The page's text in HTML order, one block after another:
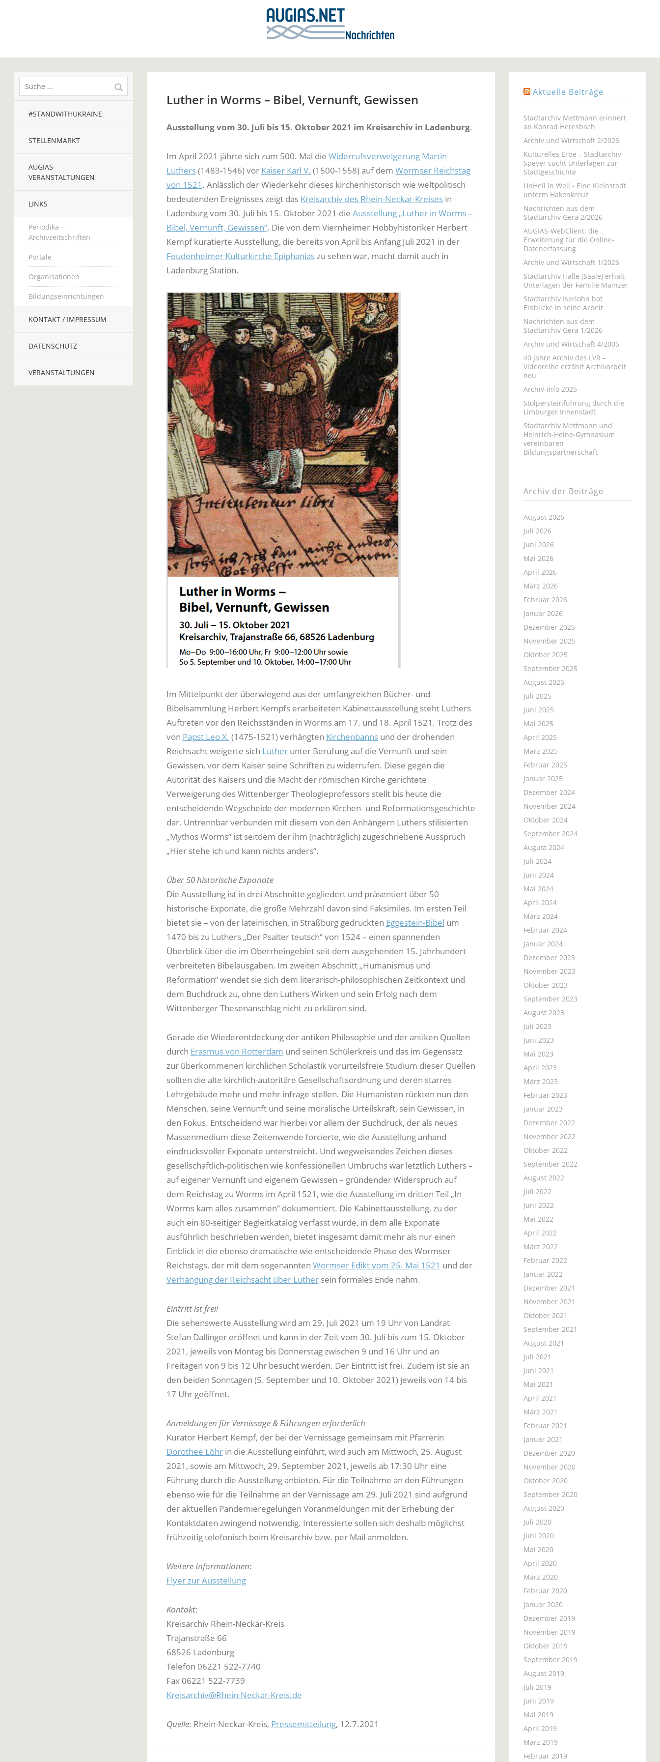
#STANDWITHUKRAINE
STELLENMARKT
AUGIAS-
VERANSTALTUNGEN
LINKS
Periodika –
Archivzeitschriften
Portale
Organisationen
Bildungseinrichtungen
KONTAKT / IMPRESSUM
DATENSCHUTZ
VERANSTALTUNGEN
Luther in Worms – Bibel, Vernunft, Gewissen
Ausstellung vom 30. Juli bis 15. Oktober 2021 im Kreisarchiv in Ladenburg.
Im April 2021 jährte sich zum 500. Mal die Widerrufsverweigerung Martin
Luthers(1483-1546) vor Kaiser Karl V. (1500-1558) auf dem Wormser Reichstag
von 1521 . Anlässlich der Wiederkehr dieses kirchenhistorisch wie weltpolitisch
bedeutenden Ereignisses zeigt das Kreisarchiv des Rhein-Neckar-Kreisesin
Ladenburg vom 30. Juli bis 15. Oktober 2021 die Ausstellung „Luther in Worms –
Bibel, Vernunft, Gewissen“. Die von dem Viernheimer Hobbyhistoriker Herbert
Kempf kuratierte Ausstellung, die bereits von April bis Anfang Juli 2021 in der
Feudenheimer Kulturkirche Epiphaniaszu sehen war, macht damit auch in
Ladenburg Station.
Im Mittelpunkt der überwiegend aus der umfangreichen Bücher- und
Bibelsammlung Herbert Kempfs erarbeiteten Kabinettausstellung steht Luthers
Auftreten vor den Reichsständen in Worms am 17. und 18. April 1521. Trotz des
von Papst Leo X. (1475-1521) verhängten Kirchenbannsund der drohenden
Reichsacht weigerte sich Lutherunter Berufung auf die Vernunft und sein
Gewissen, vor dem Kaiser seine Schriften zu widerrufen. Diese gegen die
Autorität des Kaisers und die Macht der römischen Kirche gerichtete
Verweigerung des Wittenberger Theologieprofessors stellt bis heute die
entscheidende Wegscheide der modernen Kirchen- und Reformationsgeschichte
dar. Untrennbar verbunden mit diesem von den Anhängern Luthers stilisierten
„Mythos Worms“ ist seitdem der ihm (nachträglich) zugeschriebene Ausspruch
„Hier stehe ich und kann nichts anders“.
Über 50 historische Exponate
Die Ausstellung ist in drei Abschnitte gegliedert und präsentiert über 50
historische Exponate, die große Mehrzahl davon sind Faksimiles. Im ersten Teil
bietet sie – von der lateinischen, in Straßburg gedruckten Eggestein-Bibel um
1470 bis zu Luthers „Der Psalter teutsch“ von 1524 – einen spannenden
Überblick über die im Oberrheingebiet seit dem ausgehenden 15. Jahrhundert
verbreiteten Bibelausgaben. Im zweiten Abschnitt „Humanismus und
Reformation“ wendet sie sich dem literarisch-philosophischen Zeitkontext und
dem Buchdruck zu, ohne den Luthers Wirken und sein Erfolg nach dem
Wittenberger Thesenanschlag nicht zu erklären sind.
Gerade die Wiederentdeckung der antiken Philosophie und der antiken Quellen
durch Erasmus von Rotterdam und seinen Schülerkreis und das im Gegensatz
zur überkommenen kirchlichen Scholastik vorurteilsfreie Studium dieser Quellen
sollten die alte kirchlich-autoritäre Gesellschaftsordnung und deren starres
Lehrgebäude mehr und mehr infrage stellen. Die Humanisten rückten nun den
Menschen, seine Vernunft und seine moralische Urteilskraft, sein Gewissen, in
den Fokus. Entscheidend war hierbei vor allem der Buchdruck, der als neues
Massenmedium diese Zeitenwende forcierte, wie die Ausstellung anhand
eindrucksvoller Exponate unterstreicht. Und wegweisendes Zeichen dieses
gesellschaftlich-politischen wie konfessionellen Umbruchs war letztlich Luthers –
auf eigener Vernunft und eigenem Gewissen – gründender Widerspruch auf
dem Reichstag zu Worms im April 1521, wie die Ausstellung im dritten Teil „In
Worms kam alles zusammen“ dokumentiert. Die Kabinettausstellung, zu der
auch ein 80-seitiger Begleitkatalog verfasst wurde, in dem alle Exponate
ausführlich beschrieben werden, bietet insgesamt damit mehr als nur einen
Einblick in die ebenso dramatische wie entscheidende Phase des Wormser
Reichstags, der mit dem sogenannten Wormser Edikt vom 25. Mai 1521 und der
Verhängung der Reichsacht über Luthersein formales Ende nahm.
Eintritt ist frei!
Die sehenswerte Ausstellung wird am 29. Juli 2021 um 19 Uhr von Landrat
Stefan Dallinger eröffnet und kann in der Zeit vom 30. Juli bis zum 15. Oktober
2021, jeweils von Montag bis Donnerstag zwischen 9 und 16 Uhr und an
Freitagen von 9 bis 12 Uhr besucht werden. Der Eintritt ist frei. Zudem ist sie an
den beiden Sonntagen (5. September und 10. Oktober 2021) jeweils von 14 bis
17 Uhr geöffnet.
Anmeldungen für Vernissage & Führungen erforderlich
Kurator Herbert Kempf, der bei der Vernissage gemeinsam mit Pfarrerin
Dorothee Löhrin die Ausstellung einführt, wird auch am Mittwoch, 25. August
2021, sowie am Mittwoch, 29. September 2021, jeweils ab 17:30 Uhr eine
Führung durch die Ausstellung anbieten. Für die Teilnahme an den Führungen
ebenso wie für die Teilnahme an der Vernissage am 29. Juli 2021 sind aufgrund
der aktuellen Pandemieregelungen Voranmeldungen mit der Erhebung der
Kontaktdaten zwingend notwendig. Interessierte sollen sich deshalb möglichst
frühzeitig telefonisch beim Kreisarchiv bzw. per Mail anmelden.
Weitere Informationen:
Flyer zur Ausstellung
Kontakt:
Kreisarchiv Rhein-Neckar-Kreis
Trajanstraße 66
68526 Ladenburg
Telefon 06221 522-7740
Fax 06221 522-7739
Kreisarchiv@Rhein-Neckar-Kreis.de
Quelle: Rhein-Neckar-Kreis, Pressemitteilung, 12.7.2021
Aktuelle Beiträge
Stadtarchiv Mettmann erinnert
an Konrad Heresbach
Archiv und Wirtschaft 2/2026
Kulturelles Erbe – Stadtarchiv
Speyer sucht Unterlagen zur
Stadtgeschichte
UnHeil in Weil - Eine Kleinstadt
unterm Hakenkreuz
Nachrichten aus dem
Stadtarchiv Gera 2/2026
AUGIAS-WebClient: die
Erweiterung für die Online-
Datenerfassung
Archiv und Wirtschaft 1/2026
Stadtarchiv Halle (Saale) erhält
Unterlagen der Familie Mainzer
Stadtarchiv Iserlohn bot
Einblicke in seine Arbeit
Nachrichten aus dem
Stadtarchiv Gera 1/2026
Archiv und Wirtschaft 4/2005
40 Jahre Archiv des LVR –
Videoreihe erzählt Archivarbeit
neu
Archiv-info 2025
Stolpersteinführung durch die
Limburger Innenstadt
Stadtarchiv Mettmann und
Heinrich-Heine-Gymnasium
vereinbaren
Bildungspartnerschaft
Archiv der Beiträge
August 2026
Juli 2026
Juni 2026
Mai 2026
April 2026
März 2026
Februar 2026
Januar 2026
Dezember 2025
November 2025
Oktober 2025
September 2025
August 2025
Juli 2025
Juni 2025
Mai 2025
April 2025
März 2025
Februar 2025
Januar 2025
Dezember 2024
November 2024
Oktober 2024
September 2024
August 2024
Juli 2024
Juni 2024
Mai 2024
April 2024
März 2024
Februar 2024
Januar 2024
Dezember 2023
November 2023
Oktober 2023
September 2023
August 2023
Juli 2023
Juni 2023
Mai 2023
April 2023
März 2023
Februar 2023
Januar 2023
Dezember 2022
November 2022
Oktober 2022
September 2022
August 2022
Juli 2022
Juni 2022
Mai 2022
April 2022
März 2022
Februar 2022
Januar 2022
Dezember 2021
November 2021
Oktober 2021
September 2021
August 2021
Juli 2021
Juni 2021
Mai 2021
April 2021
März 2021
Februar 2021
Januar 2021
Dezember 2020
November 2020
Oktober 2020
September 2020
August 2020
Juli 2020
Juni 2020
Mai 2020
April 2020
März 2020
Februar 2020
Januar 2020
Dezember 2019
November 2019
Oktober 2019
September 2019
August 2019
Juli 2019
Juni 2019
Mai 2019
April 2019
März 2019
Februar 2019